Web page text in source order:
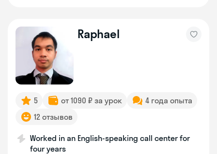
Raphael
5 от 1090 ₽ за урок
4 года опыта
12 отзывов
Worked in an English-speaking call center for
four years